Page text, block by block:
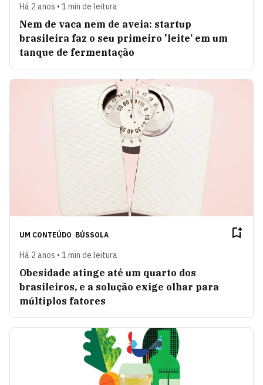
Há 2 anos • 1 min de leitura
Nem de vaca nem de aveia: startup
brasileira faz o seu primeiro 'leite’ em um
tanque de fermentação
UM CONTEÚDO BÚSSOLA
Há 2 anos • 1 min de leitura
Obesidade atinge até um quarto dos
brasileiros, e a solução exige olhar para
múltiplos fatores